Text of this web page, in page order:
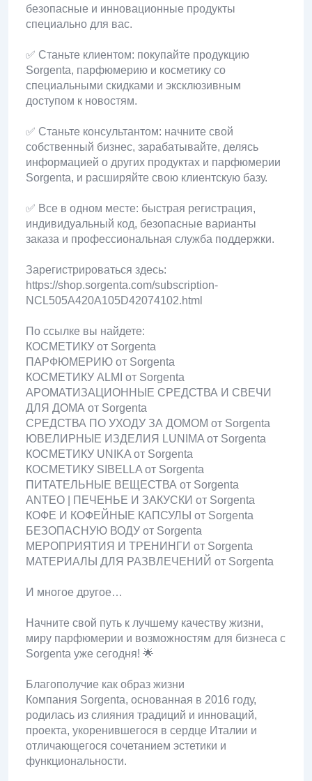
безопасные и инновационные продукты
специально для вас.
✅ Станьте клиентом: покупайте продукцию
Sorgenta, парфюмерию и косметику со
специальными скидками и эксклюзивным
доступом к новостям.
✅ Станьте консультантом: начните свой
собственный бизнес, зарабатывайте, делясь
информацией о других продуктах и ​​парфюмерии
Sorgenta, и расширяйте свою клиентскую базу.
✅ Все в одном месте: быстрая регистрация,
индивидуальный код, безопасные варианты
заказа и профессиональная служба поддержки.
Зарегистрироваться здесь:
https://shop.sorgenta.com/subscription-
NCL505A420A105D42074102.html
По ссылке вы найдете:
КОСМЕТИКУ от Sorgenta
ПАРФЮМЕРИЮ от Sorgenta
КОСМЕТИКУ ALMI от Sorgenta
АРОМАТИЗАЦИОННЫЕ СРЕДСТВА И СВЕЧИ
ДЛЯ ДОМА от Sorgenta
СРЕДСТВА ПО УХОДУ ЗА ДОМОМ от Sorgenta
ЮВЕЛИРНЫЕ ИЗДЕЛИЯ LUNIMA от Sorgenta
КОСМЕТИКУ UNIKA от Sorgenta
КОСМЕТИКУ SIBELLA от Sorgenta
ПИТАТЕЛЬНЫЕ ВЕЩЕСТВА от Sorgenta
ANTEO | ПЕЧЕНЬЕ И ЗАКУСКИ от Sorgenta
КОФЕ И КОФЕЙНЫЕ КАПСУЛЫ от Sorgenta
БЕЗОПАСНУЮ ВОДУ от Sorgenta
МЕРОПРИЯТИЯ И ТРЕНИНГИ от Sorgenta
МАТЕРИАЛЫ ДЛЯ РАЗВЛЕЧЕНИЙ от Sorgenta
И многое другое…
Начните свой путь к лучшему качеству жизни,
миру парфюмерии и возможностям для бизнеса с
Sorgenta уже сегодня! 🌟
Благополучие как образ жизни
Компания Sorgenta, основанная в 2016 году,
родилась из слияния традиций и инноваций,
проекта, укоренившегося в сердце Италии и
отличающегося сочетанием эстетики и
функциональности.